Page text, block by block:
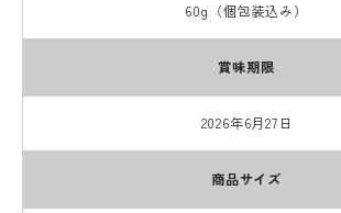
60g（個包装込み）
賞味期限
2026年6月27日
商品サイズ